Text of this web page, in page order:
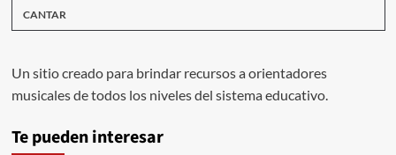
CANTAR
Un sitio creado para brindar recursos a orientadores
musicales de todos los niveles del sistema educativo.
Te pueden interesar